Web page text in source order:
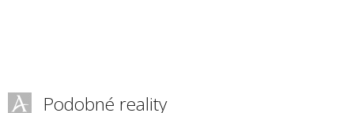
Podobné reality